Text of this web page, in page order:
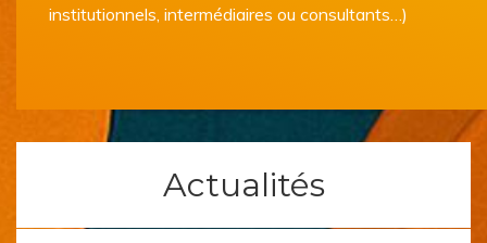
institutionnels, intermédiaires ou consultants…)
Actualités